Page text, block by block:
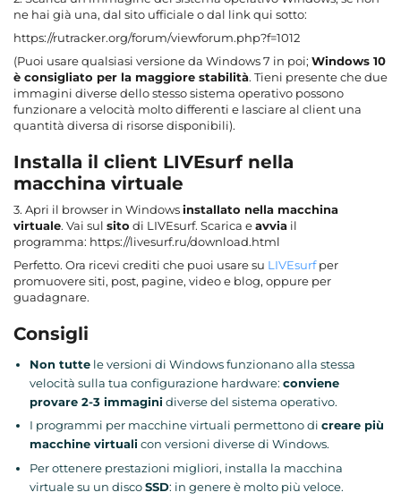
ne hai già una, dal sito ufficiale o dal link qui sotto:
https://rutracker.org/forum/viewforum.php?f=1012
(Puoi usare qualsiasi versione da Windows 7 in poi; Windows 10
è consigliato per la maggiore stabilità. Tieni presente che due
immagini diverse dello stesso sistema operativo possono
funzionare a velocità molto differenti e lasciare al client una
quantità diversa di risorse disponibili).
Installa il client LIVEsurf nella
macchina virtuale
3. Apri il browser in Windowsinstallato nella macchina
virtuale. Vai sul sito di LIVEsurf. Scarica eavvia il
programma: https://livesurf.ru/download.html
Perfetto. Ora ricevi crediti che puoi usare su LIVEsurfper
promuovere siti, post, pagine, video e blog, oppure per
guadagnare.
Consigli
Non tutte le versioni di Windows funzionano alla stessa
velocità sulla tua configurazione hardware: conviene
provare 2-3 immaginidiverse del sistema operativo.
I programmi per macchine virtuali permettono di creare più
macchine virtualicon versioni diverse di Windows.
Per ottenere prestazioni migliori, installa la macchina
virtuale su un discoSSD: in genere è molto più veloce.